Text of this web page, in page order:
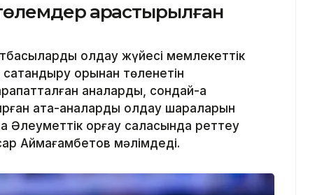
қарастырылған
қолдау жүйесі мемлекеттік
қорынан төленетін
аналарды, сондай-ақ
ата-аналарды қолдау шараларын
Әлеуметтік қорғау саласында реттеу
Аймағамбетов мәлімдеді.